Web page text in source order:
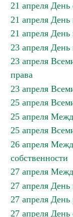
21 апреля
21 апреля День
21 апреля День
23 апреля День
23 апреля
права
23 апреля
25 апреля
25 апреля
25 апреля
26 апреля
собственности
27 апреля
27 апреля
27 апреля День
27 апреля